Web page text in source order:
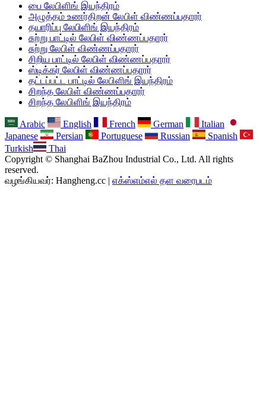
பை லேபிளிங் இயந்திரம்
அழுத்தம் உணர்திறன் லேபிள் விண்ணப்பதாரர்
தயாரிப்பு லேபிளிங் இயந்திரம்
சுற்று பாட்டில் லேபிள் விண்ணப்பதாரர்
சுற்று லேபிள் விண்ணப்பதாரர்
சிறிய பாட்டில் லேபிள் விண்ணப்பதாரர்
ஸ்டிக்கர் லேபிள் விண்ணப்பதாரர்
தட்டப்பட்ட பாட்டில் லேபிளிங் இயந்திரம்
சிறந்த லேபிள் விண்ணப்பதாரர்
சிறந்த லேபிளிங் இயந்திரம்
Arabic English French German
Italian
Japanese
Persian Portuguese Russian
Spanish
Turkish
Thai
Copyright © Shanghai BaZhou Industrial Co., Ltd. All rights
reserved.
வழங்கியவர்: Hangheng.cc | எக்ஸ்எம்எல் தள வரைபடம்